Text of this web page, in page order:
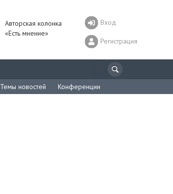
Авторская колонка
«Есть мнение»
Вход
Регистрация
Темы новостей Конференции